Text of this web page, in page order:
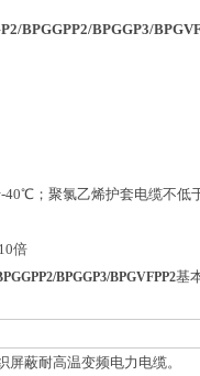
BPGGPP2/BPGGP3/
；聚氯乙烯护套电缆不低
倍
BPGGP3/BPGVFPP2基
蔽耐高温变频电力电缆。